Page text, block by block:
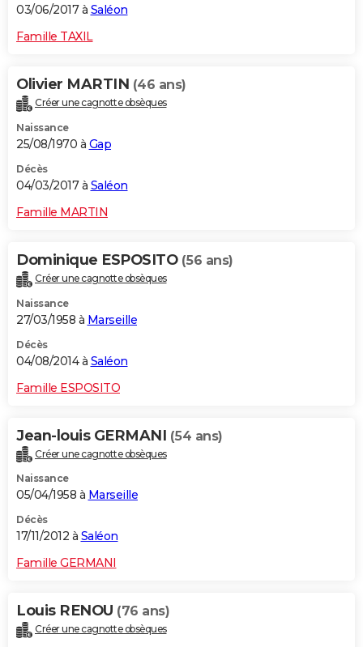
S'inscrire
Se connecter
Lycées
Collèges
Primaires
Universités
Entreprises
Service militaire
Avis de recherche
AVIS DE DÉCÈS
FORUM
Bricolage
Lifestyle
Culture
Sport
Auto
Television
Voyage
Cinema
03/06/2017 à Saléon
Famille TAXIL
Olivier MARTIN (46 ans)
Créer une cagnotte obsèques
Naissance
25/08/1970 à Gap
Décès
04/03/2017 à Saléon
Famille MARTIN
Dominique ESPOSITO (56 ans)
Créer une cagnotte obsèques
Naissance
27/03/1958 à Marseille
Décès
04/08/2014 à Saléon
Famille ESPOSITO
Jean-louis GERMANI (54 ans)
Créer une cagnotte obsèques
Naissance
05/04/1958 à Marseille
Décès
17/11/2012 à Saléon
Famille GERMANI
Louis RENOU (76 ans)
Créer une cagnotte obsèques